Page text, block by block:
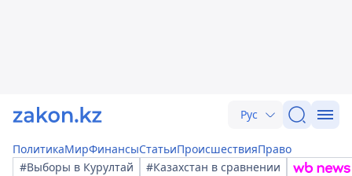
Рус
ПолитикаМирФинансыСтатьиПроисшествияПраво
#Выборы в Курултай
#Казахстан в сравнении